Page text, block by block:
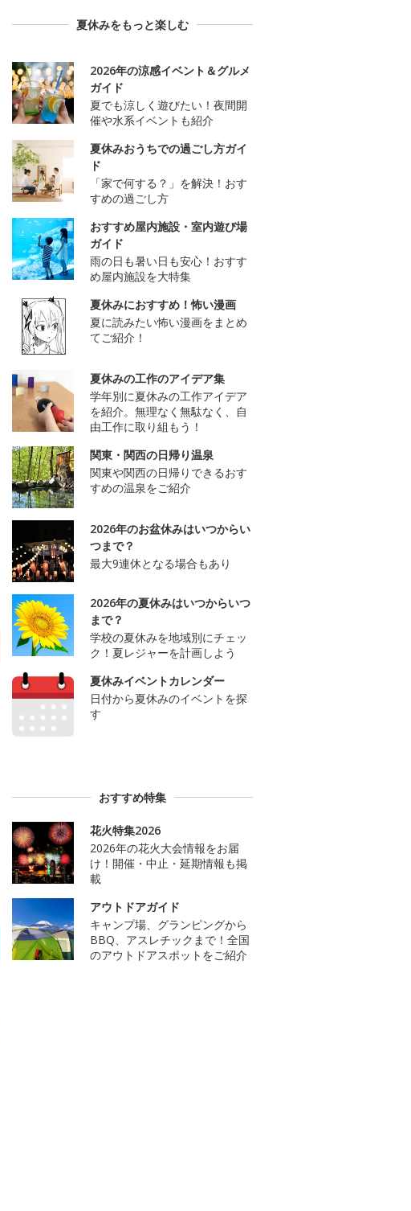
夏休みをもっと楽しむ
2026年の涼感イベント＆グルメ
ガイド
夏でも涼しく遊びたい！夜間開
催や水系イベントも紹介
夏休みおうちでの過ごし方ガイ
ド
「家で何する？」を解決！おす
すめの過ごし方
おすすめ屋内施設・室内遊び場
ガイド
雨の日も暑い日も安心！おすす
め屋内施設を大特集
夏休みにおすすめ！怖い漫画
夏に読みたい怖い漫画をまとめ
てご紹介！
夏休みの工作のアイデア集
学年別に夏休みの工作アイデア
を紹介。無理なく無駄なく、自
由工作に取り組もう！
関東・関西の日帰り温泉
関東や関西の日帰りできるおす
すめの温泉をご紹介
2026年のお盆休みはいつからい
つまで？
最大9連休となる場合もあり
2026年の夏休みはいつからいつ
まで？
学校の夏休みを地域別にチェッ
ク！夏レジャーを計画しよう
夏休みイベントカレンダー
日付から夏休みのイベントを探
す
おすすめ特集
花火特集2026
2026年の花火大会情報をお届
け！開催・中止・延期情報も掲
載
アウトドアガイド
キャンプ場、グランピングから
BBQ、アスレチックまで！全国
のアウトドアスポットをご紹介